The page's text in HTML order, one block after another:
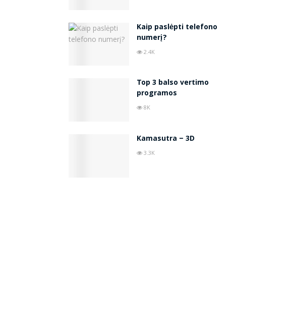
Kaip paslėpti telefono
numerį?
2.4K
Top 3 balso vertimo
programos
8K
Kamasutra – 3D
3.3K